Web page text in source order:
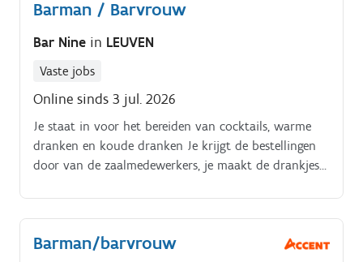
Barman / Barvrouw
Bar Nine in LEUVEN
Vaste jobs
Online sinds 3 jul. 2026
Je staat in voor het bereiden van cocktails, warme
dranken en koude dranken Je krijgt de bestellingen
door van de zaalmedewerkers, je maakt de drankjes
en aan de toog. Daarnaast doe je ook mise-en-place.
Barman/barvrouw